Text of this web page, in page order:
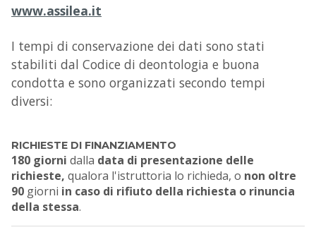
www.assilea.it
I tempi di conservazione dei dati sono stati
stabiliti dal Codice di deontologia e buona
condotta e sono organizzati secondo tempi
diversi:
RICHIESTE DI FINANZIAMENTO
180 giorni dalla data di presentazione delle
richieste, qualora l'istruttoria lo richieda, o non oltre
90 giorni in caso di rifiuto della richiesta o rinuncia
della stessa.